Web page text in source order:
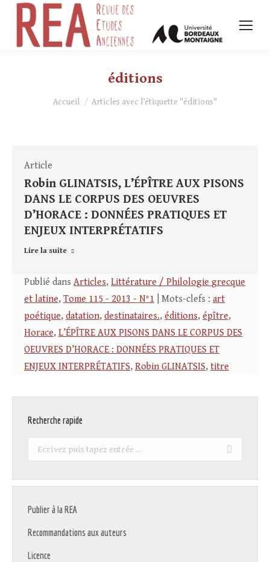
éditions
Vous êtes ici :
Accueil Articles avec l’étiquette "éditions"
Article
Robin GLINATSIS, L’ÉPÎTRE AUX PISONS
DANS LE CORPUS DES OEUVRES
D’HORACE : DONNÉES PRATIQUES ET
ENJEUX INTERPRÉTATIFS
Lire la suite
Publié dans Articles, Littérature / Philologie grecque
et latine, Tome 115 - 2013 - N°1 | Mots-clefs : art
poétique, datation, destinataires., éditions, épître,
Horace, L’ÉPÎTRE AUX PISONS DANS LE CORPUS DES
OEUVRES D’HORACE : DONNÉES PRATIQUES ET
ENJEUX INTERPRÉTATIFS, Robin GLINATSIS, titre
Recherche rapide
Recherche
Publier à la REA
Recommandations aux auteurs
Licence